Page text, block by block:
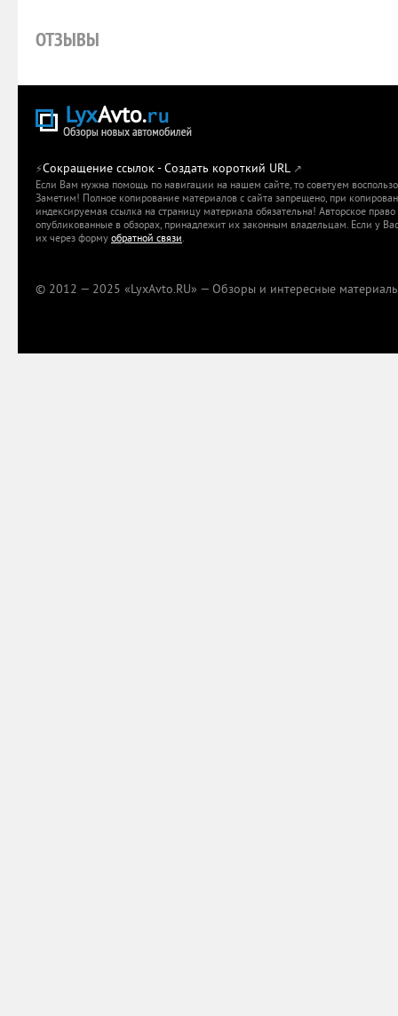
ОТЗЫВЫ
⚡Сокращение ссылок - Создать короткий URL ↗
Если Вам нужна помощь по навигации на нашем сайте, то советуем
Заметим! Полное копирование материалов с сайта запрещено, при
индексируемая ссылка на страницу материала обязательна! Авторское
опубликованные в обзорах, принадлежит их законным владельцам. Если у
их через форму обратной связи.
© 2012 — 2025 «LyxAvto.RU» — Обзоры и интересные